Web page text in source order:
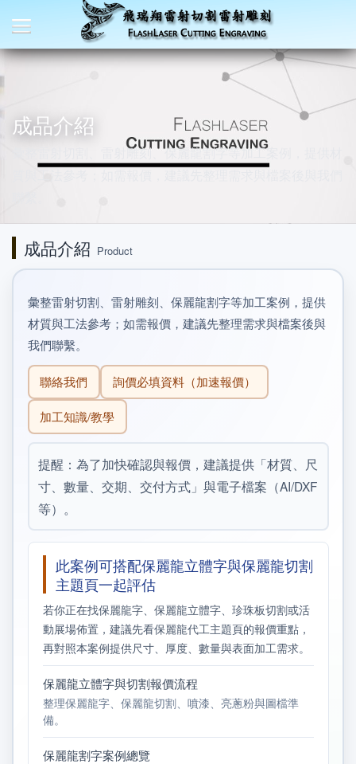
成品介紹
彙整雷射切割、雷射雕刻、保麗龍割字等加工案例，提供材
成品介紹 Product
彙整雷射切割、雷射雕刻、保麗龍割字等加工案例，提供
材質與工法參考；如需報價，建議先整理需求與檔案後與
我們聯繫。
聯絡我們 詢價必填資料（加速報價）
加工知識/教學
提醒：為了加快確認與報價，建議提供「材質、尺
寸、數量、交期、交付方式」與電子檔案（AI/DXF
等）。
此案例可搭配保麗龍立體字與保麗龍切割
主題頁一起評估
若你正在找保麗龍字、保麗龍立體字、珍珠板切割或活
動展場佈置，建議先看保麗龍代工主題頁的報價重點，
再對照本案例提供尺寸、厚度、數量與表面加工需求。
保麗龍立體字與切割報價流程
整理保麗龍字、保麗龍切割、噴漆、亮蔥粉與圖檔準
備。
保麗龍割字案例總覽